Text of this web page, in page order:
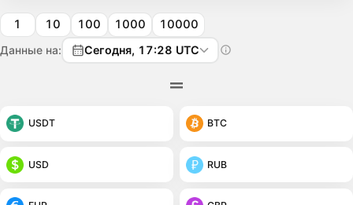
1 10 100 1000 10000
Данные на: Сегодня, 17:28 UTC
USDT BTC
USD RUB